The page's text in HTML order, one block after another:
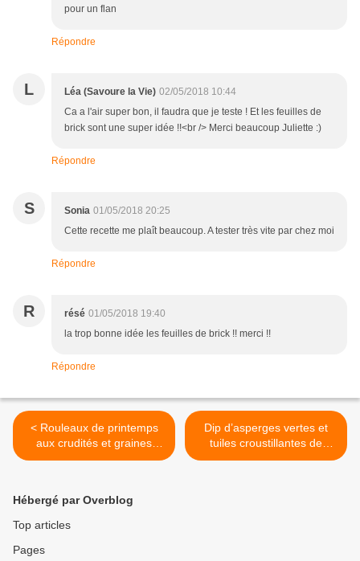
pour un flan
Répondre
L Léa (Savoure la Vie) 02/05/2018 10:44
Ca a l'air super bon, il faudra que je teste ! Et les feuilles de
brick sont une super idée !!<br /> Merci beaucoup Juliette :)
Répondre
S Sonia 01/05/2018 20:25
Cette recette me plaît beaucoup. A tester très vite par chez moi
Répondre
R résé 01/05/2018 19:40
la trop bonne idée les feuilles de brick !! merci !!
Répondre
< Rouleaux de printemps
aux crudités et graines
germées - Sauce asiatique
Dip d’asperges vertes et
tuiles croustillantes de
crêpes de blé noir {…et
Hébergé par Overblog
Top articles
Pages